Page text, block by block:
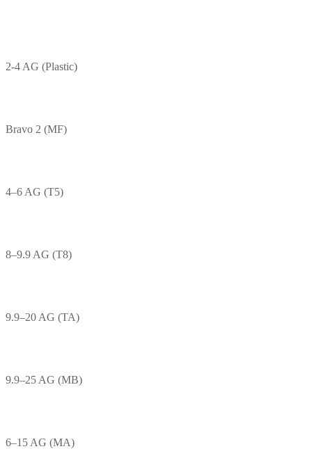
2-4 AG (Plastic)
Bravo 2 (MF)
4–6 AG (T5)
8–9.9 AG (T8)
9.9–20 AG (TA)
9.9–25 AG (MB)
6–15 AG (MA)